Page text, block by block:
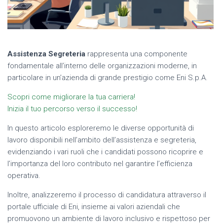
Assistenza Segreteria rappresenta una componente
fondamentale all’interno delle organizzazioni moderne, in
particolare in un’azienda di grande prestigio come Eni S.p.A.
Scopri come migliorare la tua carriera!
Inizia il tuo percorso verso il successo!
In questo articolo esploreremo le diverse opportunità di
lavoro disponibili nell’ambito dell’assistenza e segreteria,
evidenziando i vari ruoli che i candidati possono ricoprire e
l’importanza del loro contributo nel garantire l’efficienza
operativa.
Inoltre, analizzeremo il processo di candidatura attraverso il
portale ufficiale di Eni, insieme ai valori aziendali che
promuovono un ambiente di lavoro inclusivo e rispettoso per